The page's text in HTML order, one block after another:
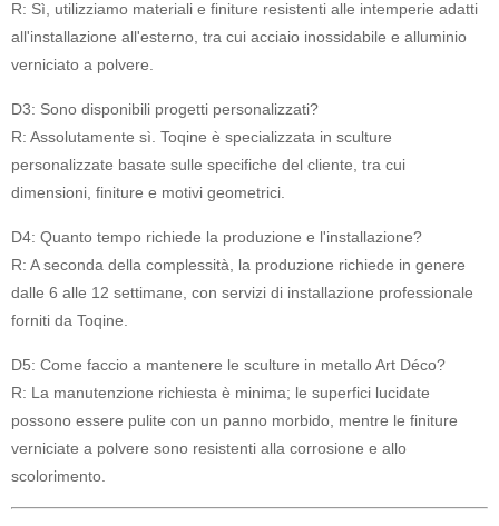
R: Sì, utilizziamo materiali e finiture resistenti alle intemperie adatti
all'installazione all'esterno, tra cui acciaio inossidabile e alluminio
verniciato a polvere.
D3: Sono disponibili progetti personalizzati?
R: Assolutamente sì. Toqine è specializzata in sculture
personalizzate basate sulle specifiche del cliente, tra cui
dimensioni, finiture e motivi geometrici.
D4: Quanto tempo richiede la produzione e l'installazione?
R: A seconda della complessità, la produzione richiede in genere
dalle 6 alle 12 settimane, con servizi di installazione professionale
forniti da Toqine.
D5: Come faccio a mantenere le sculture in metallo Art Déco?
R: La manutenzione richiesta è minima; le superfici lucidate
possono essere pulite con un panno morbido, mentre le finiture
verniciate a polvere sono resistenti alla corrosione e allo
scolorimento.